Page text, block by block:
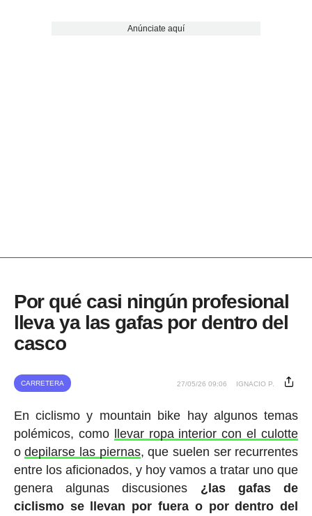
Anúnciate aquí
Por qué casi ningún profesional
lleva ya las gafas por dentro del
casco
CARRETERA 27/05/26 09:06 IGNACIO P.
En ciclismo y mountain bike hay algunos temas
polémicos, como
llevar ropa interior con el culotte
odepilarse las piernas, que suelen ser recurrentes
entre los aficionados, y hoy vamos a tratar uno que
genera algunas discusiones ¿las gafas de
ciclismo se llevan por fuera o por dentro del